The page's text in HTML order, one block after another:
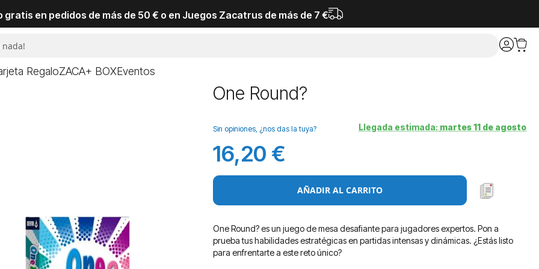
gratis en pedidos de más de 50 € o en Juegos Zacatrus de más de 7 €
RegaloZACA+ BOXEventos
One Round?
Llegada estimada: martes 11 de agosto
Sin opiniones, ¿nos das la tuya?
16,20 €
AÑADIR AL CARRITO
One Round? es un juego de mesa desafiante para jugadores expertos. Pon a
prueba tus habilidades estratégicas en partidas intensas y dinámicas. ¿Estás listo
para enfrentarte a este reto único?